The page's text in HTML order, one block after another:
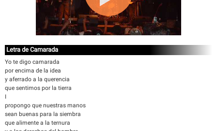
Letra de Camarada
Yo te digo camarada
por encima de la idea
y aferrado a la querencia
que sentimos por la tierra
I
propongo que nuestras manos
sean buenas para la siembra
que alimente a la ternura